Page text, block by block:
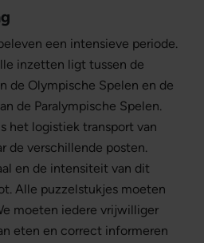
een intensieve periode.
inzetten ligt tussen de
de Olympische Spelen en de
de Paralympische Spelen.
het logistiek transport van
de verschillende posten.
en de intensiteit van dit
Alle puzzelstukjes moeten
moeten iedere vrijwilliger
eten en correct informeren